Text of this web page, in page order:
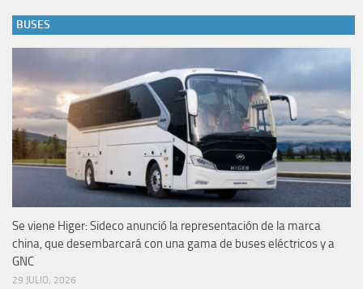
BUSES
Se viene Higer: Sideco anunció la representación de la marca
china, que desembarcará con una gama de buses eléctricos y a
GNC
29 JULIO, 2026